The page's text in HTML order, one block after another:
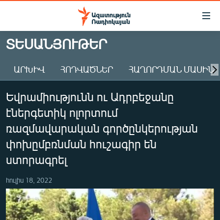
Մատչելիության
Անցնել
հիմնական
Անցնել
հիմնական
մենյուին
Որոնում
ԱԶԱՏՈՒԹՅՈՒՆ TV
ՀԱՅԱՍՏԱՆ
ԸՆՏՐՈՒԹՅՈՒՆՆԵՐ 2026
ԻՐԱՎՈՒՆՔ
ՀԱՍԱՐԱԿՈՒԹՅՈՒՆ
ՏՆՏԵՍՈՒԹՅՈՒՆ
ՊԱՏԵՐԱԶՄԻ 6 ՇԱԲԱԹՆԵՐԸ
ՏԱՐԱԾԱՇՐՋԱՆ
ՏԵՍԱՆՅՈՒԹԵՐ
ԱՐԽԻՎ ՀՈԴՎԱԾՆԵՐ ՀԱՂՈՐԴՄԱՆ ՄԱՍԻՆ
Եվրամիությունն ու Ադրբեջանը
էներգետիկ ոլորտում
ռազմավարական գործընկերության
փոխըմբռնման հուշագիր են
ստորագրել
հուլիս 18, 2022